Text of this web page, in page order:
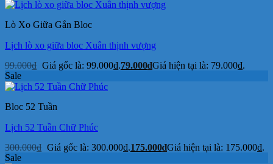
Lò Xo Giữa Gắn Bloc
Lịch lò xo giữa bloc Xuân thịnh vượng
99.000₫ Giá gốc là: 99.000₫.79.000₫Giá hiện tại là: 79.000₫.
Sale
Bloc 52 Tuần
Lịch 52 Tuần Chữ Phúc
300.000₫ Giá gốc là: 300.000₫.175.000₫Giá hiện tại là: 175.000₫.
Sale